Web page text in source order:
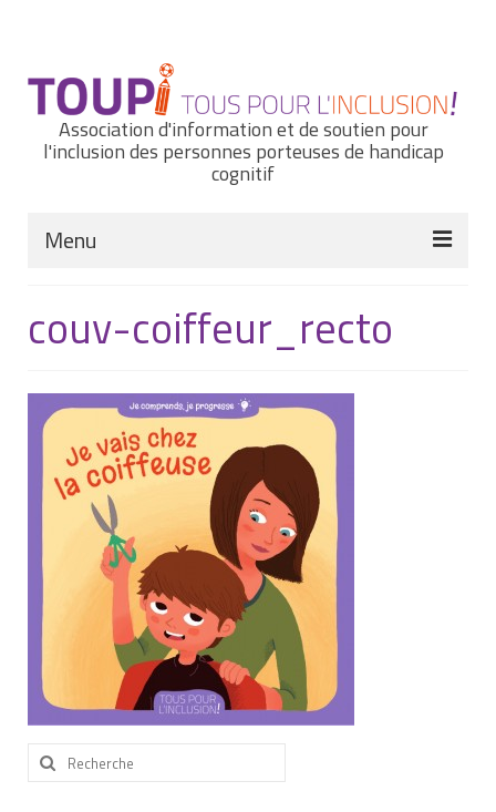
Association d'information et de soutien pour
l'inclusion des personnes porteuses de handicap
cognitif
Menu
Nous connaître
Notre histoire
Nos missions et nos valeurs
Notre équipe
Nous contacter
Nos partenaires
Nos livres
Nos livres adaptés
Soins bucco-dentaires
Les troubles sensoriels
couv-coiffeur_recto
Rechercher
: